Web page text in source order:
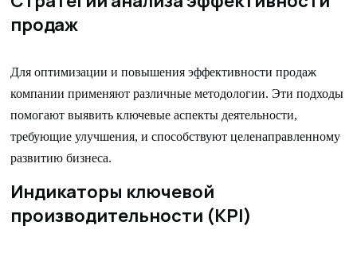
продаж
Для оптимизации и повышения эффективности продаж
компании применяют различные методологии. Эти подходы
помогают выявить ключевые аспекты деятельности,
требующие улучшения, и способствуют целенаправленному
развитию бизнеса.
Индикаторы ключевой
производительности (KPI)